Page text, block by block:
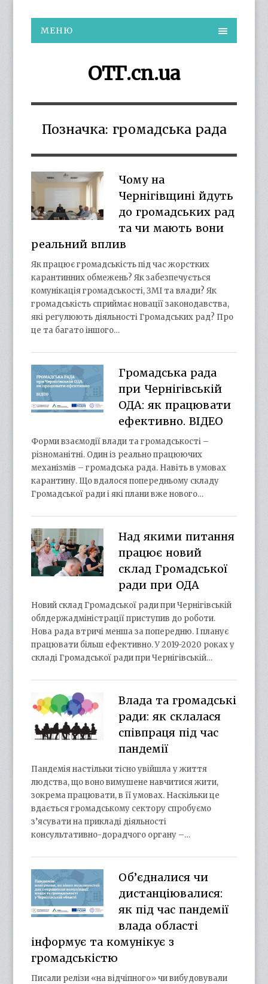
МЕНЮ
ОТГ.cn.ua
Позначка: громадська рада
Чому на
Чернігівщині йдуть
до громадських рад
та чи мають вони
реальний вплив
Як працює громадськість під час жорстких
карантинних обмежень? Як забезпечується
комунікація громадськості, ЗМІ та влади? Як
громадськість сприймає новації законодавства,
які регулюють діяльності Громадських рад? Про
це та багато іншого…
Громадська рада
при Чернігівській
ОДА: як працювати
ефективно. ВІДЕО
Форми взаємодії влади та громадськості –
різноманітні. Один із реально працюючих
механізмів – громадська рада. Навіть в умовах
карантину. Що вдалося попередньому складу
Громадської ради і які плани вже нового…
Над якими питання
працює новий
склад Громадської
ради при ОДА
Новий склад Громадської ради при Чернігівській
облдержадміністрації приступив до роботи.
Нова рада втричі менша за попередню. І планує
працювати більш ефективно. У 2019-2020 роках у
складі Громадської ради при Чернігівській…
Влада та громадські
ради: як склалася
співпраця під час
пандемії
Пандемія настільки тісно увійшла у життя
людства, що воно вимушене навчитися жити,
зокрема працювати, в її умовах. Наскільки це
вдається громадському сектору спробуємо
з’ясувати на прикладі діяльності
консультативно-дорадчого органу –…
Об’єдналися чи
дистанціювалися:
як під час пандемії
влада області
інформує та комунікує з
громадськістю
Писали релізи «на відчіпного» чи вибудовували